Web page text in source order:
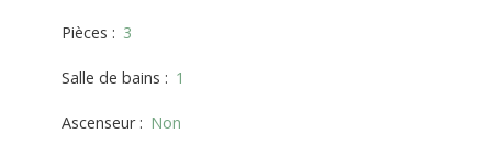
Pièces : 3
Salle de bains : 1
Ascenseur: Non